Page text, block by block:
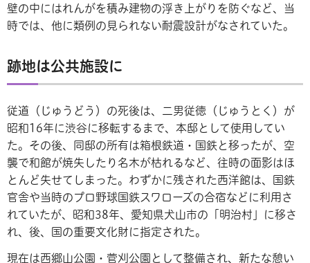
壁の中にはれんがを積み建物の浮き上がりを防ぐなど、当
時では、他に類例の見られない耐震設計がなされていた。
跡地は公共施設に
従道（じゅうどう）の死後は、二男従徳（じゅうとく）が
昭和16年に渋谷に移転するまで、本邸として使用してい
た。その後、同邸の所有は箱根鉄道・国鉄と移ったが、空
襲で和館が焼失したり名木が枯れるなど、往時の面影はほ
とんど失せてしまった。わずかに残された西洋館は、国鉄
官舎や当時のプロ野球国鉄スワローズの合宿などに利用さ
れていたが、昭和38年、愛知県犬山市の「明治村」に移さ
れ、後、国の重要文化財に指定された。
現在は西郷山公園・菅刈公園として整備され、新たな憩い